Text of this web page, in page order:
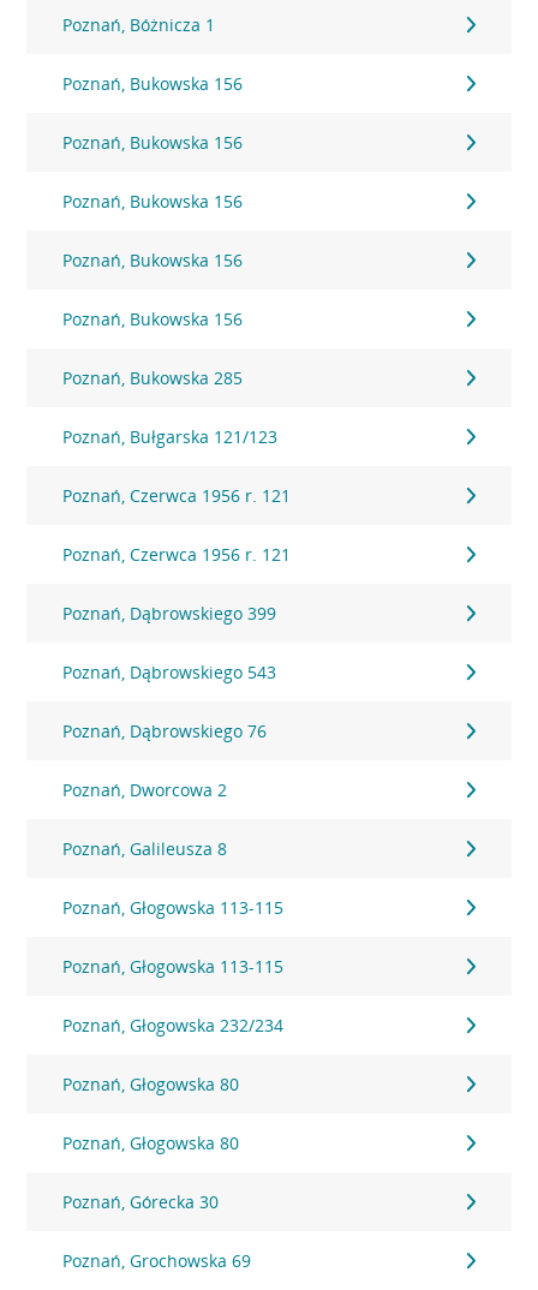
Poznań, Bóżnicza 1
Poznań, Bukowska 156
Poznań, Bukowska 156
Poznań, Bukowska 156
Poznań, Bukowska 156
Poznań, Bukowska 156
Poznań, Bukowska 285
Poznań, Bułgarska 121/123
Poznań, Czerwca 1956 r. 121
Poznań, Czerwca 1956 r. 121
Poznań, Dąbrowskiego 399
Poznań, Dąbrowskiego 543
Poznań, Dąbrowskiego 76
Poznań, Dworcowa 2
Poznań, Galileusza 8
Poznań, Głogowska 113-115
Poznań, Głogowska 113-115
Poznań, Głogowska 232/234
Poznań, Głogowska 80
Poznań, Głogowska 80
Poznań, Górecka 30
Poznań, Grochowska 69